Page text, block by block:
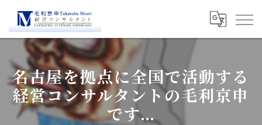
名古屋を拠点に全国で活動する
経営コンサルタントの毛利京申
です...